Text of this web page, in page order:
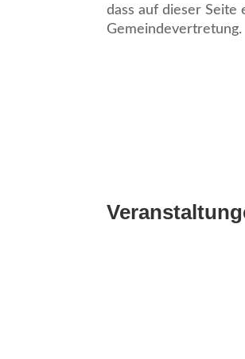
dass auf dieser
Gemeindevertretung.